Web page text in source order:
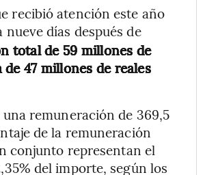
recibió atención este año
días después de
total de 59 millones de
de 47 millones de reales
remuneración de 369,5
de la remuneración
conjunto representan el
del importe, según los